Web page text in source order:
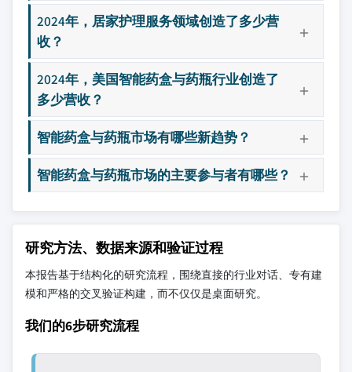
2024年，居家护理服务领域创造了多少营
收？
2024年，美国智能药盒与药瓶行业创造了
多少营收？
智能药盒与药瓶市场有哪些新趋势？
智能药盒与药瓶市场的主要参与者有哪些？
研究方法、数据来源和验证过程
本报告基于结构化的研究流程，围绕直接的行业对话、专有建
模和严格的交叉验证构建，而不仅仅是桌面研究。
我们的6步研究流程